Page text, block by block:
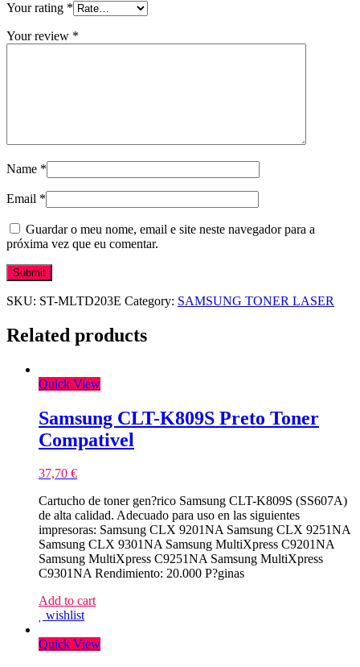
Your rating *
Your review *
Name *
Email *
Guardar o meu nome, email e site neste navegador para a
próxima vez que eu comentar.
SKU: ST-MLTD203E Category: SAMSUNG TONER LASER
Related products
Quick View
Samsung CLT-K809S Preto Toner
Compativel
37,70 €
Cartucho de toner gen?rico Samsung CLT-K809S (SS607A)
de alta calidad. Adecuado para uso en las siguientes
impresoras: Samsung CLX 9201NA Samsung CLX 9251NA
Samsung CLX 9301NA Samsung MultiXpress C9201NA
Samsung MultiXpress C9251NA Samsung MultiXpress
C9301NA Rendimiento: 20.000 P?ginas
Add to cart
wishlist
Quick View